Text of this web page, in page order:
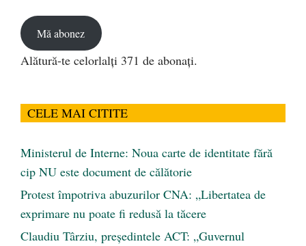
Mă abonez
Alătură-te celorlalți 371 de abonați.
CELE MAI CITITE
Ministerul de Interne: Noua carte de identitate fără
cip NU este document de călătorie
Protest împotriva abuzurilor CNA: „Libertatea de
exprimare nu poate fi redusă la tăcere
Claudiu Târziu, președintele ACT: „Guvernul